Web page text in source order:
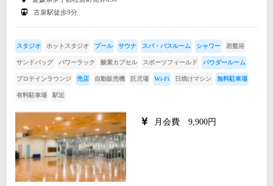
古泉駅徒歩9分
スタジオ ホットスタジオ プール サウナ スパ・バスルーム シャワー 岩盤浴
サンドバッグ パワーラック 酸素カプセル スポーツフィールド パウダールーム
プロテインラウンジ 売店 自動販売機 託児場 Wi-Fi 日焼けマシン 無料駐車場
有料駐車場 駅近
月会費 9,900円